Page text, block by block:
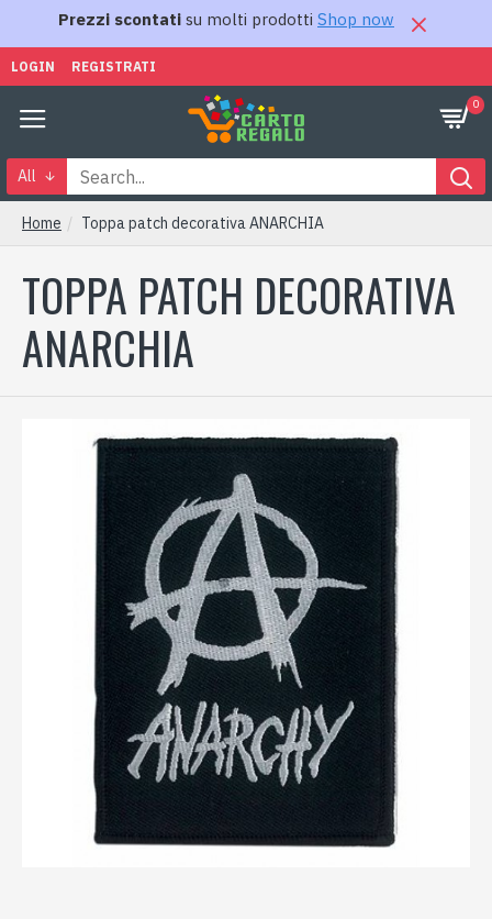
Prezzi scontati su molti prodotti Shop now
LOGIN REGISTRATI
0
All
Home Toppa patch decorativa ANARCHIA
TOPPA PATCH DECORATIVA
ANARCHIA